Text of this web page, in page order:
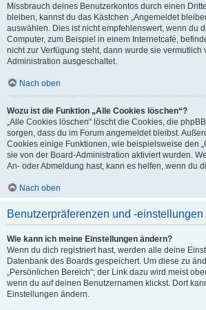
Missbrauch deines Benutzerkontos durch einen
bleiben, kannst du das Kästchen „Angemeldet
auswählen. Dies ist nicht empfehlenswert, wenn du
Computer, zum Beispiel in einem Internetcafé,
nicht zur Verfügung steht, dann wurde sie vermutlich
Administration ausgeschaltet.
Nach oben
Wozu ist die Funktion „Alle Cookies löschen“?
„Alle Cookies löschen“ löscht die Cookies, die
sorgen, dass du im Forum angemeldet bleibst.
Cookies einige Funktionen, wie beispielsweise den
sie von der Board-Administration aktiviert wurden.
An- oder Abmeldung hast, kann es helfen, wenn du
Nach oben
Benutzerpräferenzen und -einstellungen
Wie kann ich meine Einstellungen ändern?
Wenn du dich registriert hast, werden alle deine
Datenbank des Boards gespeichert. Um diese zu
„Persönlichen Bereich“; der Link dazu wird meist
wenn du auf deinen Benutzernamen klickst. Dort
Einstellungen ändern.